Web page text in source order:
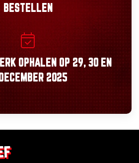
BESTELLEN
OPHALEN OP 29, 30 EN
2025